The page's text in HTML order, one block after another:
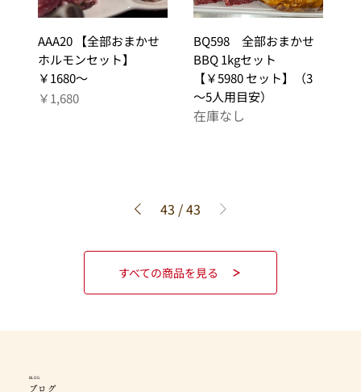
AAA20 【全部おまかせ
ホルモンセット】
￥1680～
価格
￥1,680
BQ598 全部おまかせ
BBQ 1kgセット
【￥5980 セット】（3
～5人用目安）
在庫なし
43 /43
すべての商品を見る
BLOG
ブログ